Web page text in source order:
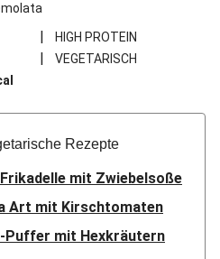
| HIGH PROTEIN
|
VEGETARISCH
Rezepte
mit Zwiebelsoße
Art mit Kirschtomaten
Puffer mit Hexkräutern